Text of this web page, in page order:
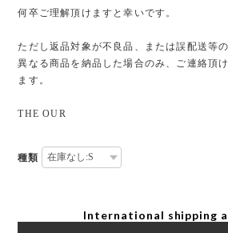
何卒ご理解頂けますと幸いです。
ただし返品対象が不良品、または誤配送等
異なる商品を納品した場合のみ、ご連絡頂
ます。
THE OUR
種類
International shipping